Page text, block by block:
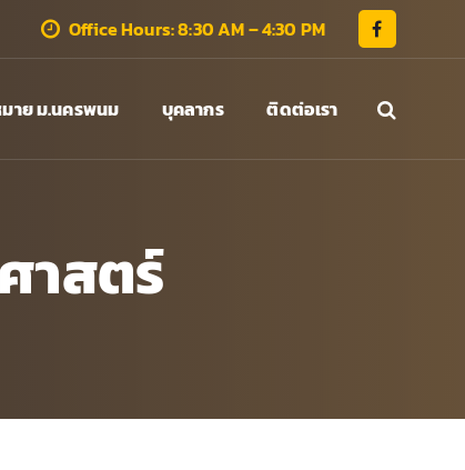
Office Hours: 8:30 AM – 4:30 PM
าย ม.นครพนม บุคลากร ติดต่อเรา
าสตร์